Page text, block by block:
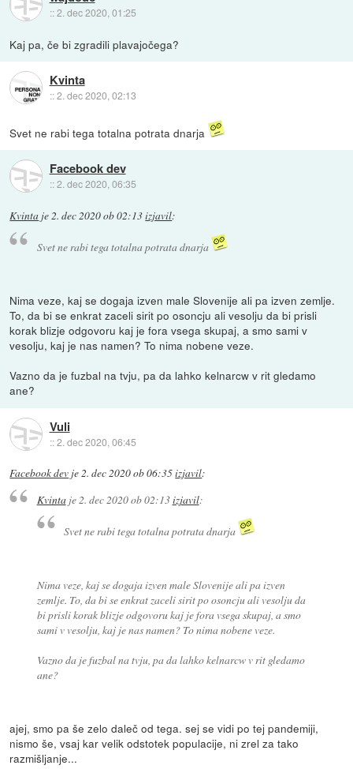
::2. dec 2020, 01:25
Kaj pa, če bi zgradili plavajočega?
Kvinta
::2. dec 2020, 02:13
Svet ne rabi tega totalna potrata dnarja
Facebook dev
::2. dec 2020, 06:35
Kvinta je2. dec 2020 ob 02:13izjavil:
Svet ne rabi tega totalna potrata dnarja
Nima veze, kaj se dogaja izven male Slovenije ali pa izven zemlje.
To, da bi se enkrat zaceli sirit po osoncju ali vesolju da bi prisli
korak blizje odgovoru kaj je fora vsega skupaj, a smo sami v
vesolju, kaj je nas namen? To nima nobene veze.
Vazno da je fuzbal na tvju, pa da lahko kelnarcw v rit gledamo
ane?
Vuli
::2. dec 2020, 06:45
Facebook dev je2. dec 2020 ob 06:35izjavil:
Kvintaje2. dec 2020 ob 02:13izjavil:
Svet ne rabi tega totalna potrata dnarja
Nima veze, kaj se dogaja izven male Slovenije ali pa izven
zemlje. To, da bi se enkrat zaceli sirit po osoncju ali vesolju da
bi prisli korak blizje odgovoru kaj je fora vsega skupaj, a smo
sami v vesolju, kaj je nas namen? To nima nobene veze.
Vazno da je fuzbal na tvju, pa da lahko kelnarcw v rit gledamo
ane?
ajej, smo pa še zelo daleč od tega. sej se vidi po tej pandemiji,
nismo še, vsaj kar velik odstotek populacije, ni zrel za tako
razmišljanje...